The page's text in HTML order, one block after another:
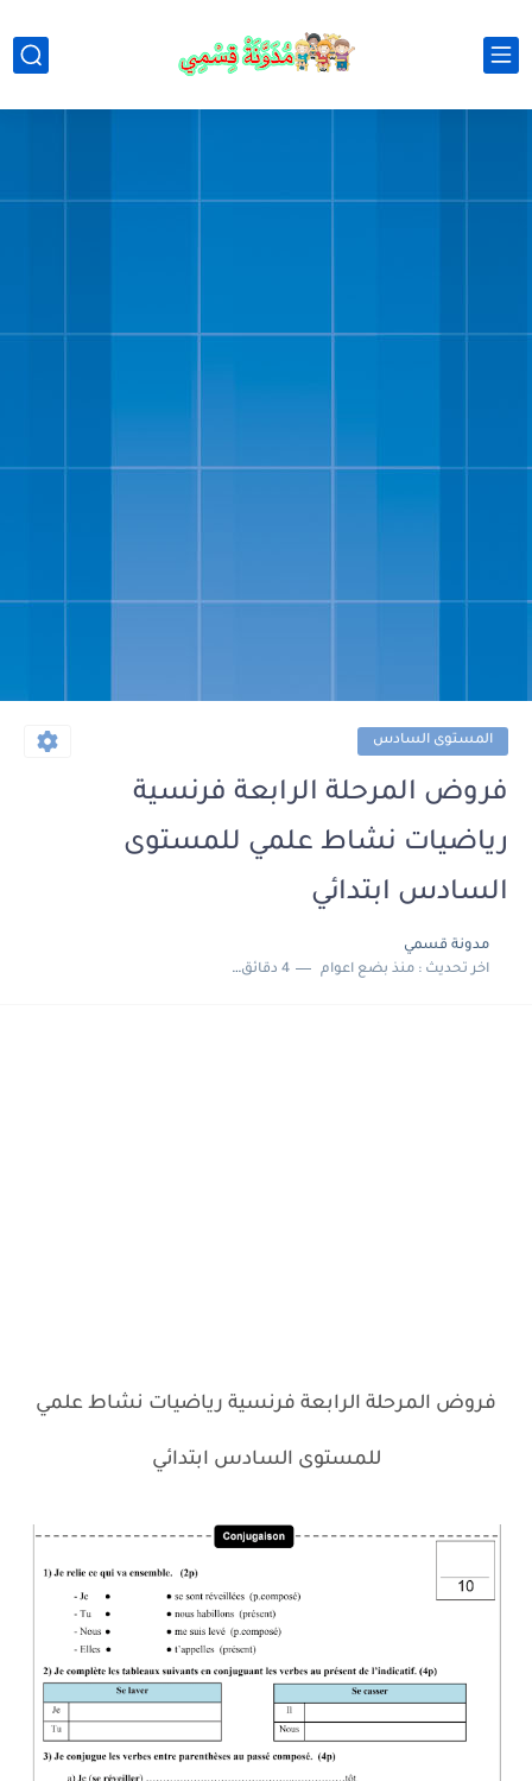
المستوى السادس
فروض المرحلة الرابعة فرنسية
رياضيات نشاط علمي للمستوى
السادس ابتدائي
مدونة قسمي
اخر تحديث :منذ بضع اعوام 4 دقائق للقراءة
فروض المرحلة الرابعة فرنسية رياضيات نشاط علمي
للمستوى السادس ابتدائي